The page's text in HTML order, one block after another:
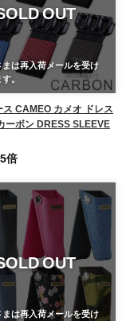
OUT
は再入荷メールを受け
。
ス CAMEO カメオ ドレス
ーボン DRESS SLEEVE
倍
OUT
は再入荷メールを受け